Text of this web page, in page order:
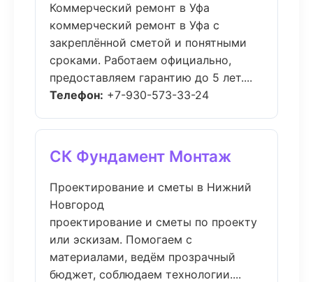
Коммерческий ремонт в Уфа
коммерческий ремонт в Уфа с
закреплённой сметой и понятными
сроками. Работаем официально,
предоставляем гарантию до 5 лет....
Телефон: +7-930-573-33-24
СК Фундамент Монтаж
Проектирование и сметы в Нижний
Новгород
проектирование и сметы по проекту
или эскизам. Помогаем с
материалами, ведём прозрачный
бюджет, соблюдаем технологии....